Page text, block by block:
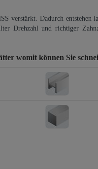
verstärkt. Dadurch entstehen
Drehzahl und richtiger
womit können Sie